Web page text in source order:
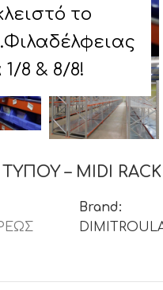
το
8 & 8/8!
– MIDI RACK
Brand: